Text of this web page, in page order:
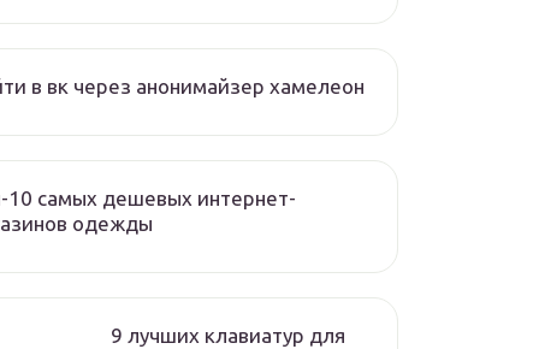
в вк через анонимайзер хамелеон
10 самых дешевых интернет-
одежды
9 лучших клавиатур для